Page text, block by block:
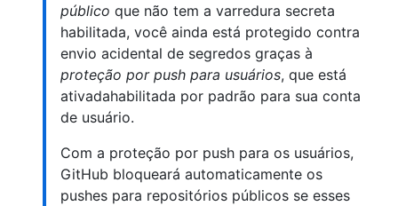
público que não tem a varredura secreta
habilitada, você ainda está protegido contra
envio acidental de segredos graças à
proteção por push para usuários, que está
ativadahabilitada por padrão para sua conta
de usuário.
Com a proteção por push para os usuários,
GitHub bloqueará automaticamente os
pushes para repositórios públicos se esses